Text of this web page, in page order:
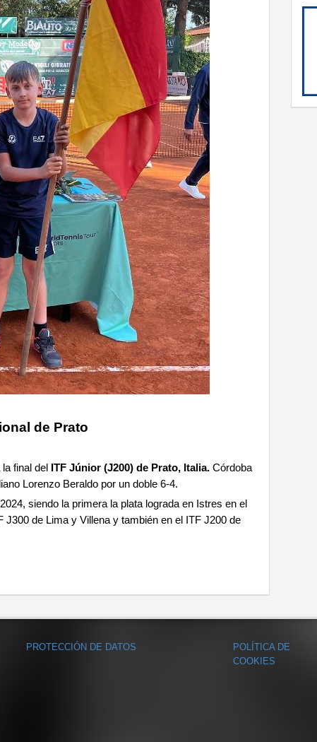
de Prato
final del ITF Júnior (J200) de Prato, Italia. Córdoba
Lorenzo Beraldo por un doble 6-4.
siendo la primera la plata lograda en Istres en el
de Lima y Villena y también en el ITF J200 de
PROTECCIÓN DE DATOS
POLÍTICA DE
COOKIES